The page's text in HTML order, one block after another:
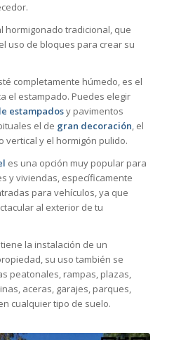
hormigonado tradicional, que
uso de bloques para crear su
completamente húmedo, es el
el estampado. Puedes elegir
estampadosy pavimentos
el de gran decoración, el
vertical y el hormigón pulido.
es una opción muy popular para
y viviendas, específicamente
para vehículos, ya que
al exterior de tu
la instalación de un
su uso también se
peatonales, rampas, plazas,
aceras, garajes, parques,
cualquier tipo de suelo.